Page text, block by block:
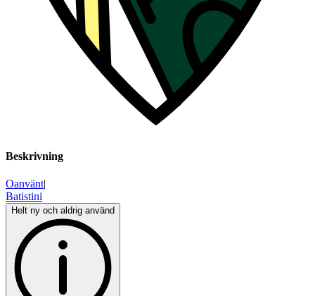
Beskrivning
Oanvänt|
Batistini
Helt ny och aldrig använd